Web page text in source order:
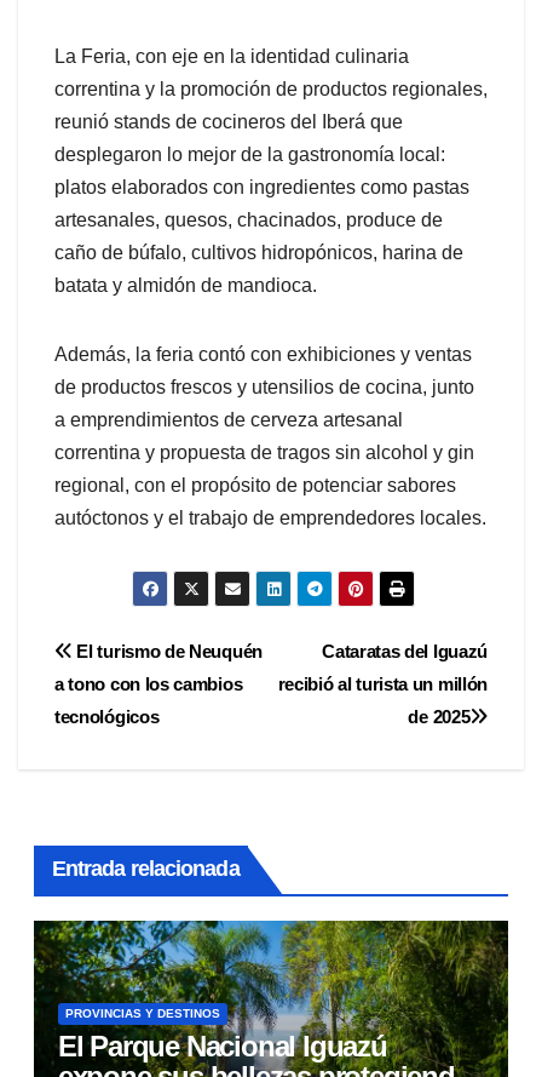
La Feria, con eje en la identidad culinaria
correntina y la promoción de productos regionales,
reunió stands de cocineros del Iberá que
desplegaron lo mejor de la gastronomía local:
platos elaborados con ingredientes como pastas
artesanales, quesos, chacinados, produce de
caño de búfalo, cultivos hidropónicos, harina de
batata y almidón de mandioca.
Además, la feria contó con exhibiciones y ventas
de productos frescos y utensilios de cocina, junto
a emprendimientos de cerveza artesanal
correntina y propuesta de tragos sin alcohol y gin
regional, con el propósito de potenciar sabores
autóctonos y el trabajo de emprendedores locales.
Navegación
de
Cataratas del Iguazú
recibió al turista un millón
de 2025
El turismo de Neuquén
a tono con los cambios
tecnológicos
Entrada relacionada
PROVINCIAS Y DESTINOS
El Parque Nacional Iguazú